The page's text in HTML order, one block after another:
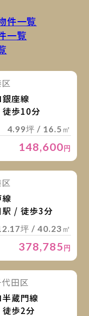
件一覧
一覧
座線
歩10分
4.99坪 / 16.5㎡
148,600円
駅 / 徒歩3分
坪 / 40.23㎡
378,785円
田区
蔵門線
歩2分